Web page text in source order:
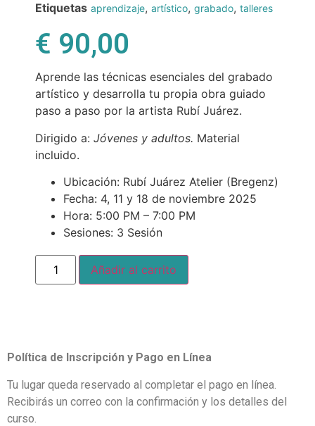
Etiquetas aprendizaje, artístico, grabado, talleres
€ 90,00
Aprende las técnicas esenciales del grabado
artístico y desarrolla tu propia obra guiado
paso a paso por la artista Rubí Juárez.
Dirigido a: Jóvenes y adultos. Material
incluido.
Ubicación: Rubí Juárez Atelier (Bregenz)
Fecha: 4, 11 y 18 de noviembre 2025
Hora: 5:00 PM – 7:00 PM
Sesiones: 3 Sesión
Añadir al carrito
Política de Inscripción y Pago en Línea
Tu lugar queda reservado al completar el pago en línea.
Recibirás un correo con la confirmación y los detalles del
curso.